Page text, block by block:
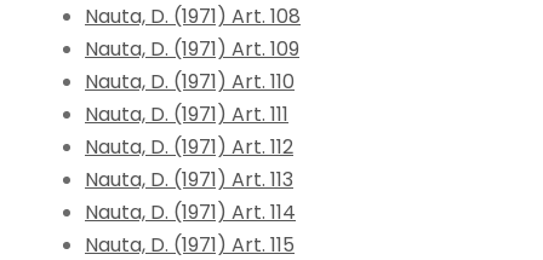
Nauta, D. (1971) Art. 108
Nauta, D. (1971) Art. 109
Nauta, D. (1971) Art. 110
Nauta, D. (1971) Art. 111
Nauta, D. (1971) Art. 112
Nauta, D. (1971) Art. 113
Nauta, D. (1971) Art. 114
Nauta, D. (1971) Art. 115